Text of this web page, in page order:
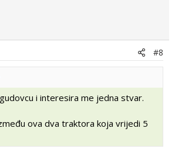
#8
i interesira me jedna stvar.
ova dva traktora koja vrijedi 5